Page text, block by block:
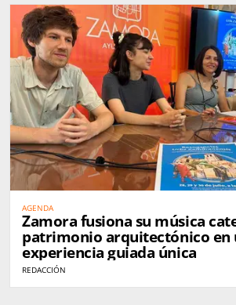
AGENDA
Zamora fusiona su música
patrimonio arquitectónico en
experiencia guiada única
REDACCIÓN